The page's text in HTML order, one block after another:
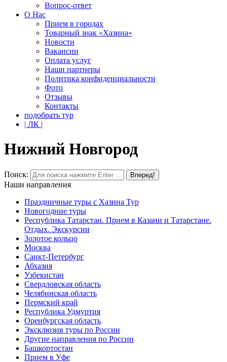
Вопрос-ответ
О Нас
Прием в городах
Товарный знак «Хазина»
Новости
Вакансии
Оплата услуг
Наши партнеры
Политика конфиденциальности
Фото
Отзывы
Контакты
подобрать тур
| ЛК |
Нижний Новгород
Поиск:
Наши направления
Праздничные туры с Хазина Тур
Новогодние туры
Республика Татарстан. Прием в Казани и Татарстане.
Отдых. Экскурсии
Золотое кольцо
Москва
Санкт-Петербург
Абхазия
Узбекистан
Свердловская область
Челябинская область
Пермский край
Республика Удмуртия
Оренбургская область
Эксклюзив туры по России
Другие направления по России
Башкортостан
Прием в Уфе